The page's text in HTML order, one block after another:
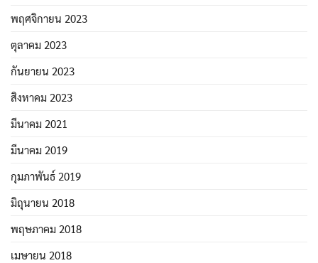
พฤศจิกายน 2023
ตุลาคม 2023
กันยายน 2023
สิงหาคม 2023
มีนาคม 2021
มีนาคม 2019
กุมภาพันธ์ 2019
มิถุนายน 2018
พฤษภาคม 2018
เมษายน 2018